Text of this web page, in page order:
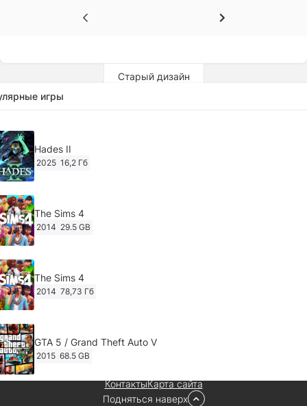
Старый дизайн
игры
Hades II
2025 16,2 Гб
The Sims 4
2014 29.5 GB
The Sims 4
2014 78,73 Гб
GTA 5 / Grand Theft Auto V
2015 68.5 GB
Ghost of Tsushima: Director's Cut v.1053.8.1023.1614
КонтактыКарта сайта
Подняться наверх